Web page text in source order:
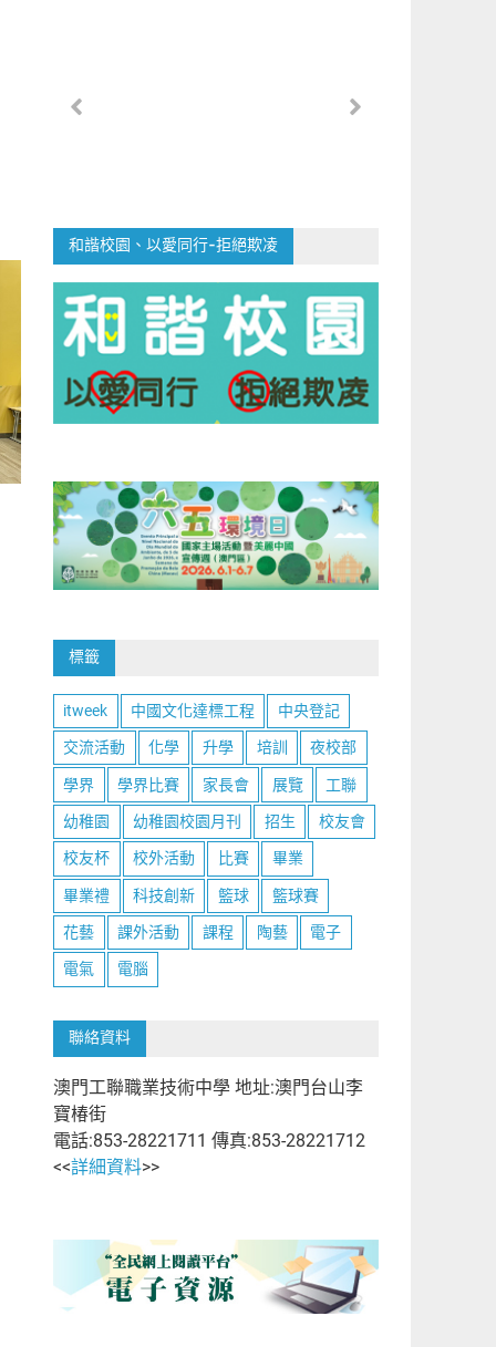
和諧校園、以愛同行-拒絕欺凌
標籤
itweek 中國文化達標工程 中央登記
交流活動 化學 升學 培訓 夜校部
學界 學界比賽 家長會 展覽 工聯
幼稚園 幼稚園校園月刊 招生 校友會
校友杯 校外活動 比賽 畢業
畢業禮 科技創新 籃球 籃球賽
花藝 課外活動 課程 陶藝 電子
電氣 電腦
聯絡資料
澳門工聯職業技術中學 地址:澳門台山李
寶椿街
電話:853-28221711 傳真:853-28221712
<<詳細資料>>